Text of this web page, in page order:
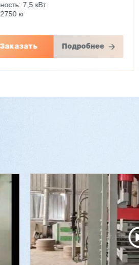
7,5 кВт
кг
Заказать Подробнее
стопоукладчик VS-
000 ₽
000 ₽
3090
шпона: 1700 мм